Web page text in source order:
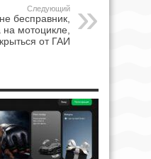
Следующий
бесправник,
мотоцикле,
от ГАИ